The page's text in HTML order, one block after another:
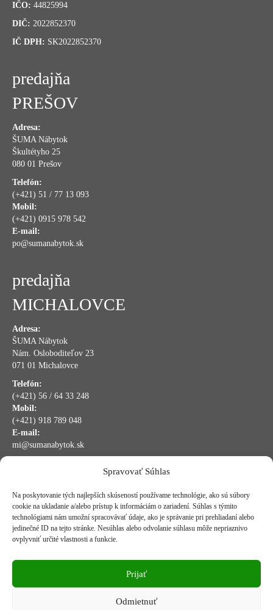
Spravovať Súhlas
Na poskytovanie tých najlepších skúseností používame technológie, ako sú súbory
cookie na ukladanie a/alebo prístup k informáciám o zariadení. Súhlas s týmito
technológiami nám umožní spracovávať údaje, ako je správanie pri prehliadaní alebo
jedinečné ID na tejto stránke. Nesúhlas alebo odvolanie súhlasu môže nepriaznivo
ovplyvniť určité vlastnosti a funkcie.
Prijať
Odmietnuť
IČO: 44825994
DIČ: 2022852370
IČ DPH: SK2022852370
predajňa
PREŠOV
Adresa:
ŠUMA Nábytok
Škultétyho 25
080 01 Prešov
Telefón:
(+421) 51 / 77 13 093
Mobil:
(+421) 0915 978 542
E-mail:
po@sumanabytok.sk
predajňa
MICHALOVCE
Adresa:
ŠUMA Nábytok
Nám. Osloboditeľov 23
071 01 Michalovce
Telefón:
(+421) 56 / 64 33 248
Mobil:
(+421) 918 789 048
E-mail:
mi@sumanabytok.sk
bankové údaje:
VUB Banka
IBAN: SK40 0200 0000 0027 7368 4351
BIC:SUBASKBX
SK72 7500 0000 0040 0861 3184